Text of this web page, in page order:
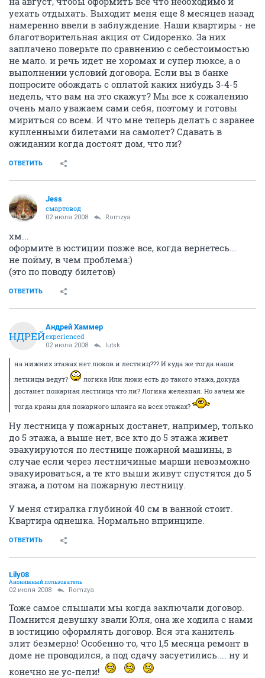
уехать отдыхать. Выходит меня еще 8 месяцев назад
намеренно ввели в заблуждение. Наши квартиры - не
благотворительная акция от Сидоренко. За них
заплачено поверьте по сравнению с себестоимостью
не мало. и речь идет не хоромах и супер люксе, а о
выполнении условий договора. Если вы в банке
попросите обождать с оплатой каких нибудь 3-4-5
недель, что вам на это скажут? Мы все к сожалению
очень мало уважаем сами себя, поэтому и готовы
мириться со всем. И что мне теперь делать с заранее
купленными билетами на самолет? Сдавать в
ожидании когда достоят дом, что ли?
ОТВЕТИТЬ
Jess
смартовод
02 июля 2008 Romzya
хм...
оформите в юстиции позже все, когда вернетесь...
не пойму, в чем проблема:)
(это по поводу билетов)
ОТВЕТИТЬ
АНДРЕЙ
Андрей Хаммер
experienced
02 июля 2008 lutsk
на нижних этажах нет люков и лестниц??? И куда же тогда наши
летницы ведут?
логика Или люки есть до такого этажа, докуда
достанет пожарная лестница что ли? Логика железная. Но зачем же
тогда краны для пожарного шланга на всех этажах?
Ну лестница у пожарных достанет, например, только
до 5 этажа, а выше нет, все кто до 5 этажа живет
эвакуируются по лестнице пожарной машины, в
случае если через лестничиные марши невозможно
эвакуироваться, а те кто выши живут спустятся до 5
этажа, а потом на пожарную лестницу.
У меня стиралка глубиной 40 см в ванной стоит.
Квартира однешка. Нормально впринципе.
ОТВЕТИТЬ
Lily08
Анонимный пользователь
02 июля 2008 Romzya
Тоже самое слышали мы когда заключали договор.
Помнится девушку звали Юля, она же ходила с нами
в юстицию оформлять договор. Вся эта канитель
злит безмерно! Особенно то, что 1,5 месяца ремонт в
доме не проводился, а под сдачу засуетились.... ну и
конечно не ус-пели!